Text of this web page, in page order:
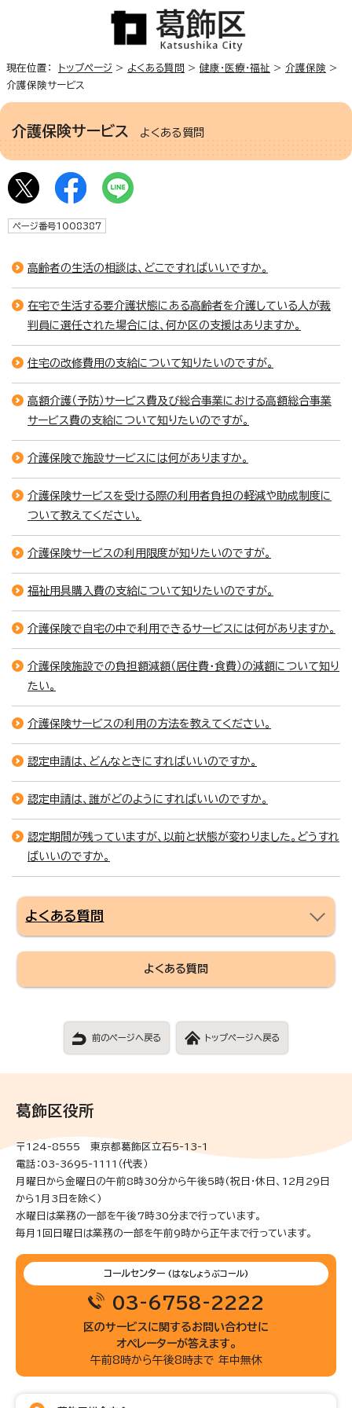
現在位置： トップページ > よくある質問 > 健康・医療・福祉 > 介護保険 >
介護保険サービス
介護保険サービス よくある質問
ページ番号1008387
高齢者の生活の相談は、どこですればいいですか。
在宅で生活する要介護状態にある高齢者を介護している人が裁
判員に選任された場合には、何か区の支援はありますか。
住宅の改修費用の支給について知りたいのですが。
高額介護（予防）サービス費及び総合事業における高額総合事業
サービス費の支給について知りたいのですが。
介護保険で施設サービスには何がありますか。
介護保険サービスを受ける際の利用者負担の軽減や助成制度に
ついて教えてください。
介護保険サービスの利用限度が知りたいのですが。
福祉用具購入費の支給について知りたいのですが。
介護保険で自宅の中で利用できるサービスには何がありますか。
介護保険施設での負担額減額（居住費・食費）の減額について知り
たい。
介護保険サービスの利用の方法を教えてください。
認定申請は、どんなときにすればいいのですか。
認定申請は、誰がどのようにすればいいのですか。
認定期間が残っていますが、以前と状態が変わりました。どうすれ
ばいいのですか。
よくある質問
よくある質問
前のページへ戻る トップページへ戻る
葛飾区役所
〒124-8555 東京都葛飾区立石5-13-1
電話：03-3695-1111（代表）
月曜日から金曜日の午前8時30分から午後5時(祝日・休日、12月29日
から1月3日を除く)
水曜日は業務の一部を午後7時30分まで行っています。
毎月1回日曜日は業務の一部を午前9時から正午まで行っています。
コールセンター (はなしょうぶコール)
03-6758-2222
区のサービスに関するお問い合わせに
オペレーターが答えます。
午前8時から午後8時まで 年中無休